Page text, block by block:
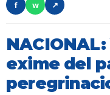
f
w ↗
exime del